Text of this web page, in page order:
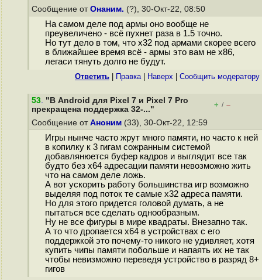
Сообщение от Онаним. (?), 30-Окт-22, 08:50
На самом деле под армы оно вообще не
преувеличено - всё пухнет раза в 1.5 точно.
Но тут дело в том, что x32 под армами скорее всего
в ближайшее время всё - армы это вам не x86,
легаси тянуть долго не будут.
Ответить Правка| Наверх Cообщить модератору
53. "В Android для Pixel 7 и Pixel 7 Pro
прекращена поддержка 32-..."
+ / –
Сообщение от Аноним (33), 30-Окт-22, 12:59
Игры нынче часто жрут много памяти, но часто к ней
в копилку к 3 гигам сожранным системой
добавлянюется буфер кадров и выглядит все так
будто без х64 адресации памяти невозможно жить
что на самом деле ложь.
А вот ускорить работу большинства игр возможно
выделяя под поток те самые х32 адреса памяти.
Но для этого придется головой думать, а не
пытаться все сделать однообразным.
Ну не все фигуры в мире квадраты. Внезапно так.
А то что дропается х64 в устройствах с его
поддержкой это почему-то никого не удивляет, хотя
купить чипы памяти побольше и напаять их не так
чтобы невизможно переведя устройство в разряд 8+
гигов